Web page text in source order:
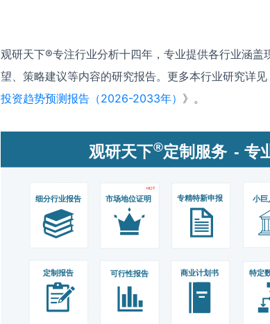
观研天下®专注行业分析十四年，专业提供各行业涵盖
望、策略建议等内容的研究报告。更多本行业研究详见
投资趋势预测报告（2026-2033年） 》。